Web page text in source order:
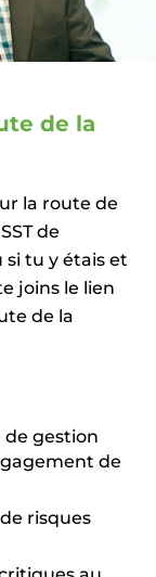
de la
la route de
de
si tu y étais et
joins le lien
de la
de gestion
de
risques